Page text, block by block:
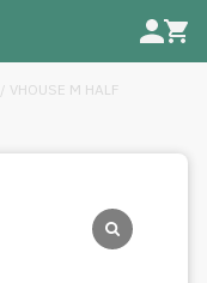
/ VHOUSE M HALF